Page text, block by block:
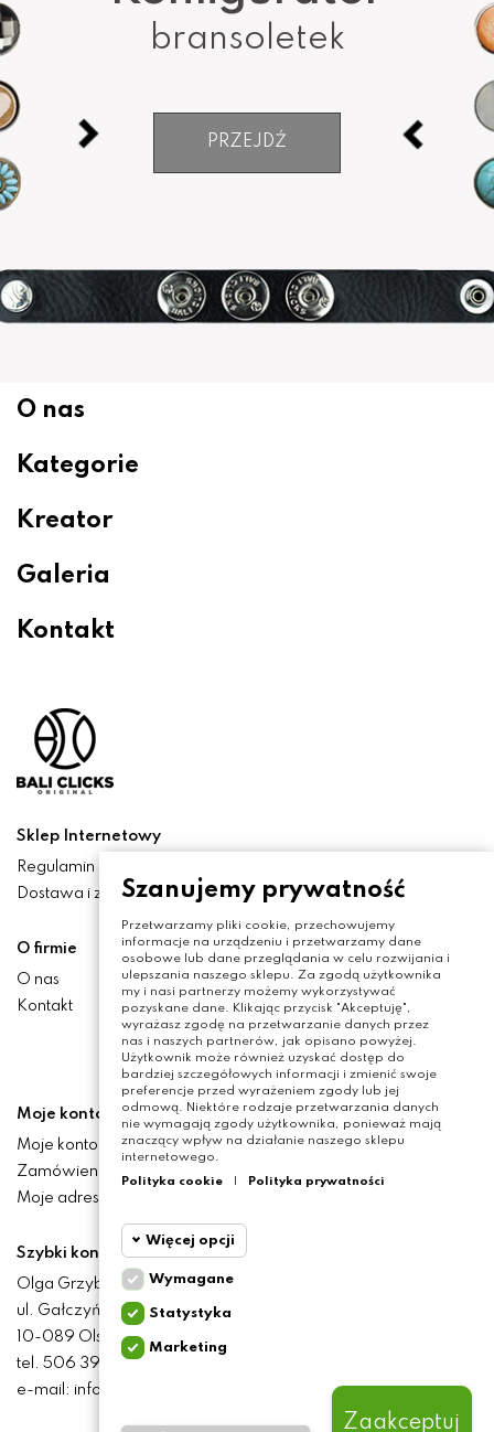
bransoletek
PRZEJDŹ
O nas
Kategorie
Kreator
Galeria
Kontakt
Sklep Internetowy
Regulamin
Dostawa i zwroty
O firmie
O nas
Kontakt
Moje konto
Moje konto
Zamówienia
Moje adresy
Szybki kontakt
Olga Grzyb STILO
ul. Gałczyńskiego 24
10-089 Olsztyn
tel. 506 393 457
e-mail: info@baliclicksoriginal.pl
Szanujemy prywatność
Przetwarzamy pliki cookie, przechowujemy
informacje na urządzeniu i przetwarzamy dane
osobowe lub dane przeglądania w celu rozwijania i
ulepszania naszego sklepu. Za zgodą użytkownika
my i nasi partnerzy możemy wykorzystywać
pozyskane dane. Klikając przycisk "Akceptuję",
wyrażasz zgodę na przetwarzanie danych przez
nas i naszych partnerów, jak opisano powyżej.
Użytkownik może również uzyskać dostęp do
bardziej szczegółowych informacji i zmienić swoje
preferencje przed wyrażeniem zgody lub jej
odmową. Niektóre rodzaje przetwarzania danych
nie wymagają zgody użytkownika, ponieważ mają
znaczący wpływ na działanie naszego sklepu
internetowego.
Polityka cookie
Polityka prywatności
Więcej opcji
Wymagane
cookie wymagane do
przeglądania witryny i
Cookie
Wymagane
Statystyka
Marketing
Zaakceptuj